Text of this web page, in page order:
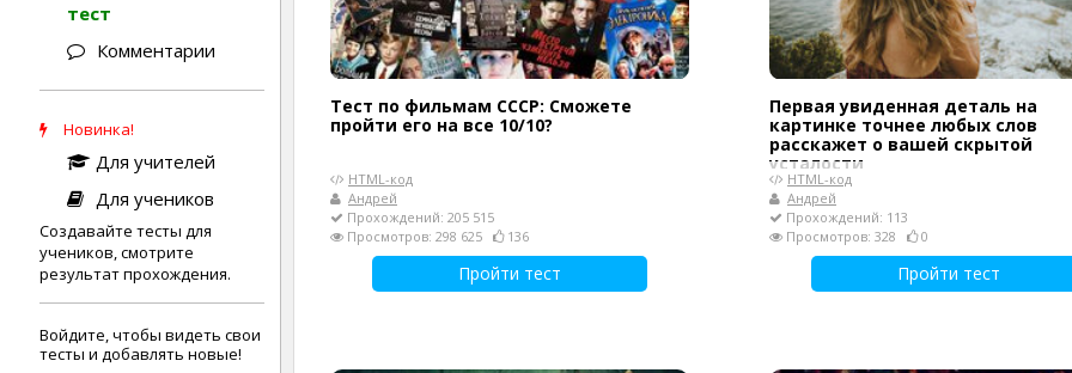
тест
Комментарии
Новинка!
Для учителей
Для учеников
Создавайте тесты для
учеников, смотрите
результат прохождения.
Войдите, чтобы видеть свои
тесты и добавлять новые!
Тест по фильмам СССР: Сможете
пройти его на все 10/10?
HTML-код
Андрей
Прохождений: 205 515
Просмотров: 298 625
136
Пройти тест
Первая увиденная деталь на
картинке точнее любых слов
расскажет о вашей скрытой
усталости
HTML-код
Андрей
Прохождений: 113
Просмотров: 328
0
Пройти тест